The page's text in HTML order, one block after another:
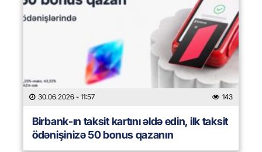
30.06.2026 - 11:57 143
Birbank-ın taksit kartını əldə edin, ilk taksit
ödənişinizə 50 bonus qazanın